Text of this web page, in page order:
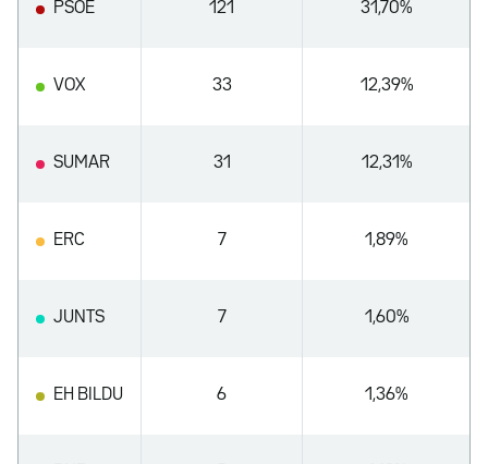
PSOE 121 31,70%
VOX 33 12,39%
SUMAR 31 12,31%
ERC 7 1,89%
JUNTS 7 1,60%
EH BILDU 6 1,36%